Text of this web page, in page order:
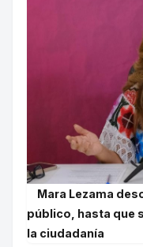
Mara Lezama
público, hasta que
la ciudadanía